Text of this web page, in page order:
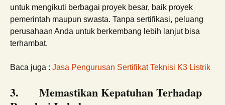
untuk mengikuti berbagai proyek besar, baik proyek
pemerintah maupun swasta. Tanpa sertifikasi, peluang
perusahaan Anda untuk berkembang lebih lanjut bisa
terhambat.
Baca juga : Jasa Pengurusan Sertifikat Teknisi K3 Listrik
3. Memastikan Kepatuhan Terhadap